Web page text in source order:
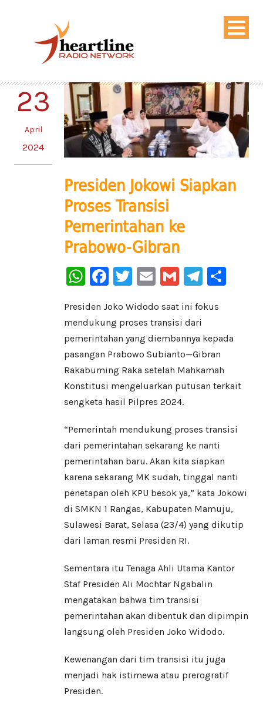
23
April
2024
Presiden Jokowi Siapkan
Proses Transisi
Pemerintahan ke
Prabowo-Gibran
WhatsApp
Facebook
Twitter
EmailGmail
Presiden Joko Widodo saat ini fokus
mendukung proses transisi dari
pemerintahan yang diembannya kepada
pasangan Prabowo Subianto—Gibran
Rakabuming Raka setelah Mahkamah
Konstitusi mengeluarkan putusan terkait
sengketa hasil Pilpres 2024.
“Pemerintah mendukung proses transisi
dari pemerintahan sekarang ke nanti
pemerintahan baru. Akan kita siapkan
karena sekarang MK sudah, tinggal nanti
penetapan oleh KPU besok ya,” kata Jokowi
di SMKN 1 Rangas, Kabupaten Mamuju,
Sulawesi Barat, Selasa (23/4) yang dikutip
dari laman resmi Presiden RI.
Sementara itu Tenaga Ahli Utama Kantor
Staf Presiden Ali Mochtar Ngabalin
mengatakan bahwa tim transisi
pemerintahan akan dibentuk dan dipimpin
langsung oleh Presiden Joko Widodo.
Kewenangan dari tim transisi itu juga
menjadi hak istimewa atau prerogratif
Presiden.